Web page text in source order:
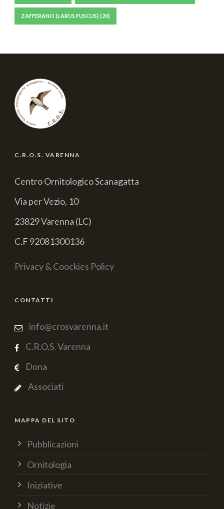
ZAFFERANO (LARUS FUSCUS) (20)
C.R.O.S. VARENNA
Centro Ornitologico Scanagatta
Via per Vezio, 10
23829 Varenna (LC)
C.F 92081300136
Privacy & Coockies Policy
CONTATTI
info@crosvarenna.it
C.R.O.S. Varenna
Dona
Associati
MAPPA DEL SITO
Pubblicazioni
Ornitologia
Iniziative
Notizie